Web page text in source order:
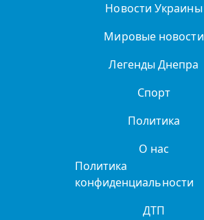
Новости Украины
Мировые новости
Легенды Днепра
Спорт
Политика
О нас
Политика
конфиденциальности
ДТП